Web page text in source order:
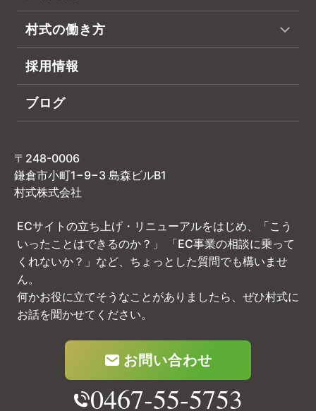
村式の働き方
採用情報
ブログ
〒248-0006
鎌倉市小町1−9−3 島森ビルB1
村式株式会社
ECサイトの立ち上げ・リニューアルをはじめ、「こう
いったことはできるのか？」
「EC事業の相談に乗って
くれないか？」など、ちょっとした質問でも構いませ
ん。
何かお役に立てそうなことがありましたら、ぜひ村式に
お話を聞かせてください。
お問い合わせ
0467-55-5753